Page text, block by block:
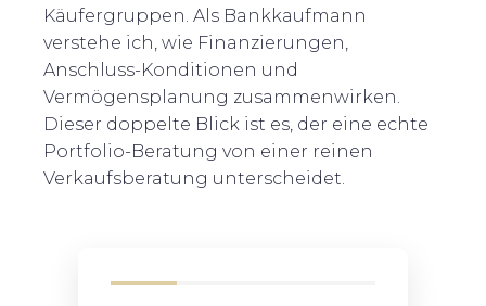
Käufergruppen. Als Bankkaufmann
verstehe ich, wie Finanzierungen,
Anschluss-Konditionen und
Vermögensplanung zusammenwirken.
Dieser doppelte Blick ist es, der eine echte
Portfolio-Beratung von einer reinen
Verkaufsberatung unterscheidet.